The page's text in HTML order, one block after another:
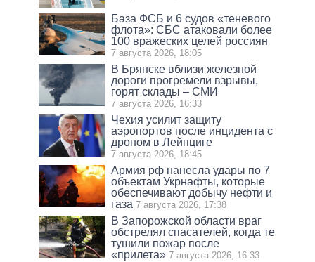
База ФСБ и 6 судов «теневого
флота»: СБС атаковали более
100 вражеских целей россиян
7 августа 2026, 18:05
В Брянске вблизи железной
дороги прогремели взрывы,
горят склады – СМИ
7 августа 2026, 16:33
Чехия усилит защиту
аэропортов после инцидента с
дроном в Лейпциге
7 августа 2026, 18:45
Армия рф нанесла удары по 7
объектам Укрнафты, которые
обеспечивают добычу нефти и
газа 7 августа 2026, 17:38
В Запорожской области враг
обстрелял спасателей, когда те
тушили пожар после
«прилета» 7 августа 2026, 16:33